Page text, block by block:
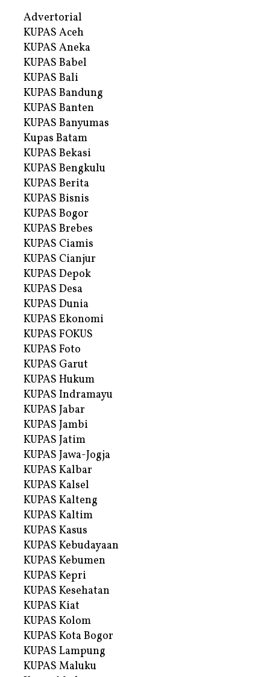
Advertorial
KUPAS Aceh
KUPAS Aneka
KUPAS Babel
KUPAS Bali
KUPAS Bandung
KUPAS Banten
KUPAS Banyumas
Kupas Batam
KUPAS Bekasi
KUPAS Bengkulu
KUPAS Berita
KUPAS Bisnis
KUPAS Bogor
KUPAS Brebes
KUPAS Ciamis
KUPAS Cianjur
KUPAS Depok
KUPAS Desa
KUPAS Dunia
KUPAS Ekonomi
KUPAS FOKUS
KUPAS Foto
KUPAS Garut
KUPAS Hukum
KUPAS Indramayu
KUPAS Jabar
KUPAS Jambi
KUPAS Jatim
KUPAS Jawa-Jogja
KUPAS Kalbar
KUPAS Kalsel
KUPAS Kalteng
KUPAS Kaltim
KUPAS Kasus
KUPAS Kebudayaan
KUPAS Kebumen
KUPAS Kepri
KUPAS Kesehatan
KUPAS Kiat
KUPAS Kolom
KUPAS Kota Bogor
KUPAS Lampung
KUPAS Maluku